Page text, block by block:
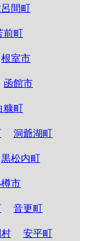
間町
前町
根室市
函館市
糠町
洞爺湖町
黒松内町
市
音更町
安平町